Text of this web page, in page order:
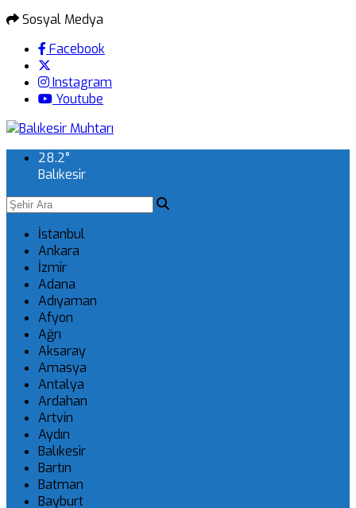
Sosyal Medya
Facebook
Instagram
Youtube
28.2°
Balıkesir
İstanbul
Ankara
İzmir
Adana
Adıyaman
Afyon
Ağrı
Aksaray
Amasya
Antalya
Ardahan
Artvin
Aydın
Balıkesir
Bartın
Batman
Bayburt